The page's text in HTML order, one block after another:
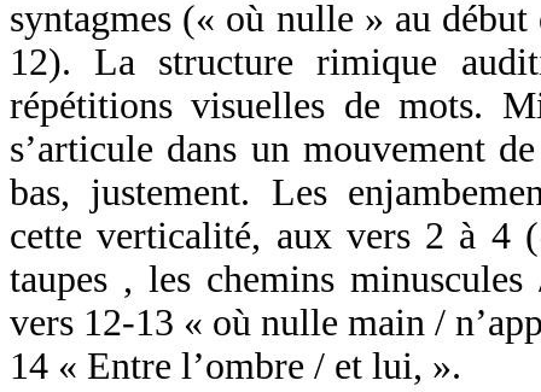
syntagmes (« où nulle » au
12). La structure rimique
répétitions visuelles de mots.
s’articule dans un mouvement
bas, justement. Les
cette verticalité, aux vers 2 à 4
taupes , les chemins
vers 12-13 « où nulle main /
14 « Entre l’ombre / et lui, ».